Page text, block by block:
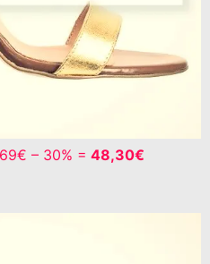
69€ – 30% = 48,30€